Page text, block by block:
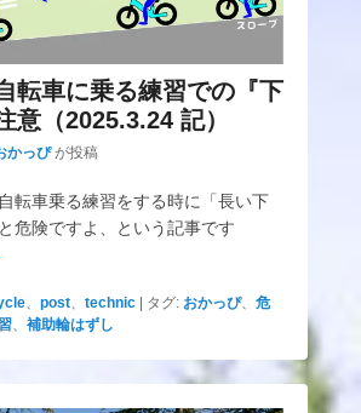
転車に乗る練習での『下
意（2025.3.24 記）
かっぴ が投稿
転車乗る練習をする時に「長い下
危険ですよ、という記事です
、 post、 technic タグ: おかっぴ、 危
、 補助輪はずし